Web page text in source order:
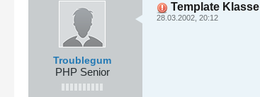
Troublegum
PHP Senior
Template Klasse
28.03.2002, 20:12